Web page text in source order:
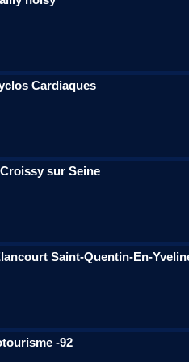
Cardiaques
sur Seine
Saint-Quentin-En-
-92